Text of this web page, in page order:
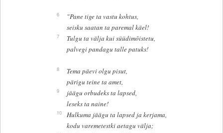
6
"Pane tige ta vastu kohtus,
seisku saatan ta paremal käel!
7
Tulgu ta välja kui süüdimõistetu,
palvegi pandagu talle patuks!
8
Tema päevi olgu pisut,
pärigu teine ta amet,
9
jäägu orbudeks ta lapsed,
leseks ta naine!
10
Hulkuma jäägu ta lapsed ja kerjama,
kodu varemetestki aetagu välja;